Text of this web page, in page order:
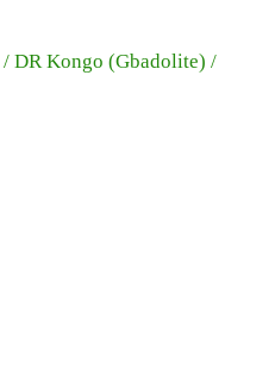
/ DR Kongo (Gbadolite) /